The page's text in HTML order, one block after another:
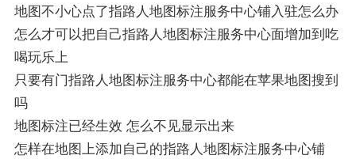
地图不小心点了指路人地图标注服务中心铺入驻怎么办
怎么才可以把自己指路人地图标注服务中心面增加到吃
喝玩乐上
只要有门指路人地图标注服务中心都能在苹果地图搜到
吗
地图标注已经生效 怎么不见显示出来
怎样在地图上添加自己的指路人地图标注服务中心铺